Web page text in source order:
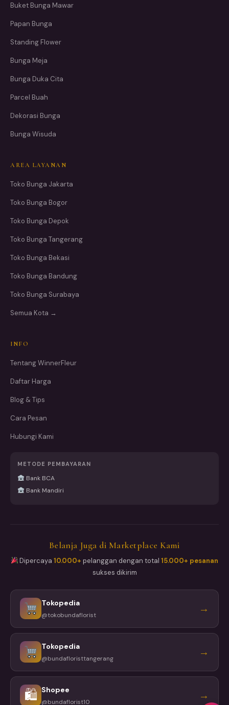
Buket Bunga Mawar
Papan Bunga
Standing Flower
Bunga Meja
Bunga Duka Cita
Parcel Buah
Dekorasi Bunga
Bunga Wisuda
AREA LAYANAN
Toko Bunga Jakarta
Toko Bunga Bogor
Toko Bunga Depok
Toko Bunga Tangerang
Toko Bunga Bekasi
Toko Bunga Bandung
Toko Bunga Surabaya
Semua Kota →
INFO
Tentang WinnerFleur
Daftar Harga
Blog & Tips
Cara Pesan
Hubungi Kami
METODE PEMBAYARAN
Bank BCA
Bank Mandiri
Belanja Juga di Marketplace Kami
Dipercaya10.000+ pelanggan dengan total15.000+ pesanan
sukses dikirim
Tokopedia
@tokobundaflorist →
Tokopedia
@bundafloristtangerang →
🛍 Shopee
@bundaflorist10 →